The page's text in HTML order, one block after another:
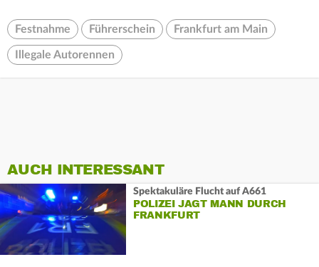
Festnahme Führerschein Frankfurt am Main
Illegale Autorennen
AUCH INTERESSANT
Spektakuläre Flucht auf A661
POLIZEI JAGT MANN DURCH
FRANKFURT